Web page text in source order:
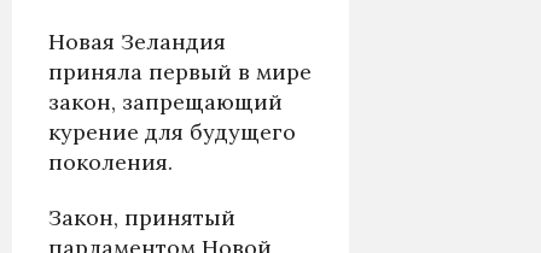
Новая Зеландия
приняла первый в мире
закон, запрещающий
курение для будущего
поколения.
Закон, принятый